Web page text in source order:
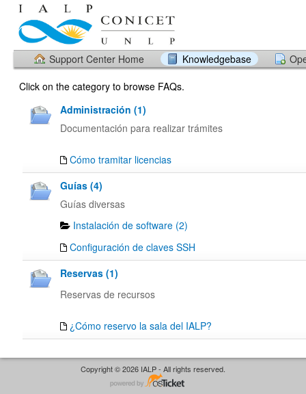
Support Center Home Knowledgebase
Click on the category to browse FAQs.
Administración (1)
Documentación para realizar trámites
Cómo tramitar licencias
Guías (4)
Guías diversas
Instalación de software (2)
Configuración de claves SSH
Reservas (1)
Reservas de recursos
¿Cómo reservo la sala del IALP?
Copyright © 2026 IALP - All rights reserved.